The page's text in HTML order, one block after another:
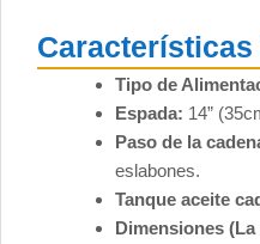
Características
Tipo de
Espada: 14”
Paso de la
eslabones.
Tanque aceite
Dimensiones (La